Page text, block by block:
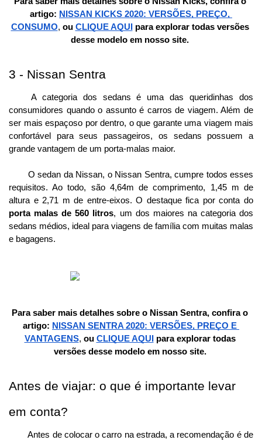
artigo: NISSAN KICKS 2020: VERSÕES, PREÇO,
CONSUMO, ou CLIQUE AQUI
para explorar todas versões
desse modelo em nosso site.
3 - Nissan Sentra
A categoria dos sedans é uma das queridinhas dos
consumidores quando o assunto é carros de viagem. Além de
ser mais espaçoso por dentro, o que garante uma viagem mais
confortável para seus passageiros, os sedans possuem a
grande vantagem de um porta-malas maior.
O sedan da Nissan, o Nissan Sentra, cumpre todos esses
requisitos. Ao todo, são 4,64m de comprimento, 1,45 m de
porta malas de 560 litros, um dos maiores na categoria dos
sedans médios, ideal para viagens de família com muitas malas
e bagagens.
Para saber mais detalhes sobre o Nissan Sentra, confira o
artigo: NISSAN SENTRA 2020: VERSÕES, PREÇO E
VANTAGENS, ou CLIQUE AQUI
para explorar todas
versões desse modelo em nosso site.
Antes de viajar: o que é importante levar
em conta?
Antes de colocar o carro na estrada, a recomendação é de